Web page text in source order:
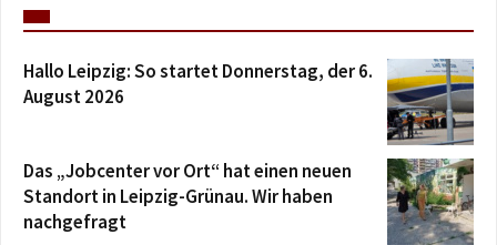
Hallo Leipzig: So startet Donnerstag, der 6.
August 2026
Das „Jobcenter vor Ort“ hat einen neuen
Standort in Leipzig-Grünau. Wir haben
nachgefragt